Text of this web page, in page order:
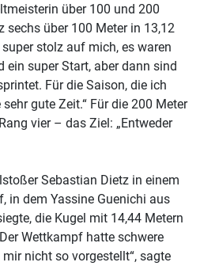
über 100 und 200
sechs über 100 Meter in 13,12
stolz auf mich, es waren
ein super Start, aber dann sind
Für die Saison, die ich
gute Zeit.“ Für die 200 Meter
vier – das Ziel: „Entweder
Sebastian Dietz in einem
in dem Yassine Guenichi aus
die Kugel mit 14,44 Metern
Wettkampf hatte schwere
nicht so vorgestellt“, sagte